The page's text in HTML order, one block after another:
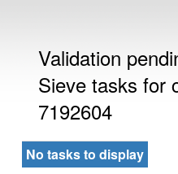
Validation
Sieve tasks for
7192604
No tasks to display